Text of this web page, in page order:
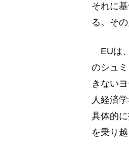
それに
る。そ
EUは
のシュ
きない
人経済
具体的
を乗り